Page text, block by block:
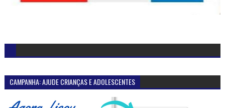
CAMPANHA: AJUDE CRIANÇAS E ADOLESCENTES